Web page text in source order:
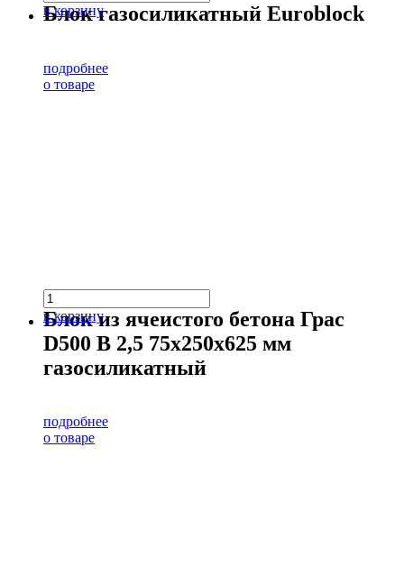
в корзину
Блок газосиликатный Euroblock
подробнее
о товаре
в корзину
Блок из ячеистого бетона Грас
D500 В 2,5 75х250х625 мм
газосиликатный
подробнее
о товаре